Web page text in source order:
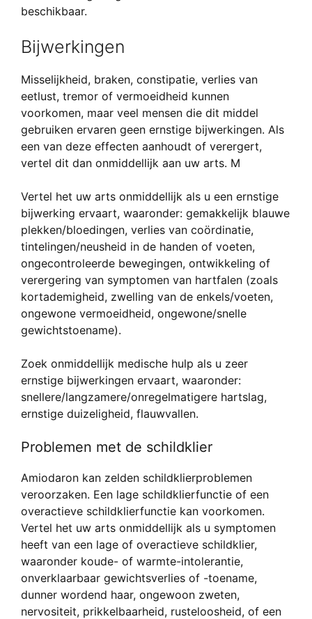
beschikbaar.
Bijwerkingen
Misselijkheid, braken, constipatie, verlies van
eetlust, tremor of vermoeidheid kunnen
voorkomen, maar veel mensen die dit middel
gebruiken ervaren geen ernstige bijwerkingen. Als
een van deze effecten aanhoudt of verergert,
vertel dit dan onmiddellijk aan uw arts. M
Vertel het uw arts onmiddellijk als u een ernstige
bijwerking ervaart, waaronder: gemakkelijk blauwe
plekken/bloedingen, verlies van coördinatie,
tintelingen/neusheid in de handen of voeten,
ongecontroleerde bewegingen, ontwikkeling of
verergering van symptomen van hartfalen (zoals
kortademigheid, zwelling van de enkels/voeten,
ongewone vermoeidheid, ongewone/snelle
gewichtstoename).
Zoek onmiddellijk medische hulp als u zeer
ernstige bijwerkingen ervaart, waaronder:
snellere/langzamere/onregelmatigere hartslag,
ernstige duizeligheid, flauwvallen.
Problemen met de schildklier
Amiodaron kan zelden schildklierproblemen
veroorzaken. Een lage schildklierfunctie of een
overactieve schildklierfunctie kan voorkomen.
Vertel het uw arts onmiddellijk als u symptomen
heeft van een lage of overactieve schildklier,
waaronder koude- of warmte-intolerantie,
onverklaarbaar gewichtsverlies of -toename,
dunner wordend haar, ongewoon zweten,
nervositeit, prikkelbaarheid, rusteloosheid, of een